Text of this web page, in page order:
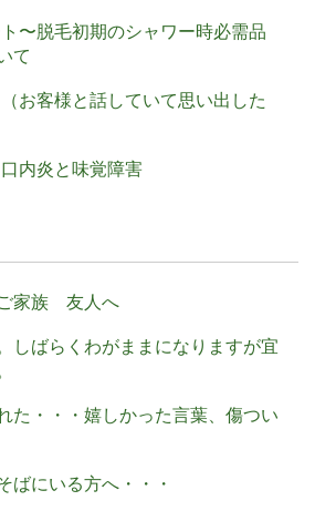
〜脱毛初期のシャワー時必需品
て
お客様と話していて思い出した
内炎と味覚障害
家族 友人へ
しばらくわがままになりますが宜
た・・・嬉しかった言葉、傷つい
ばにいる方へ・・・